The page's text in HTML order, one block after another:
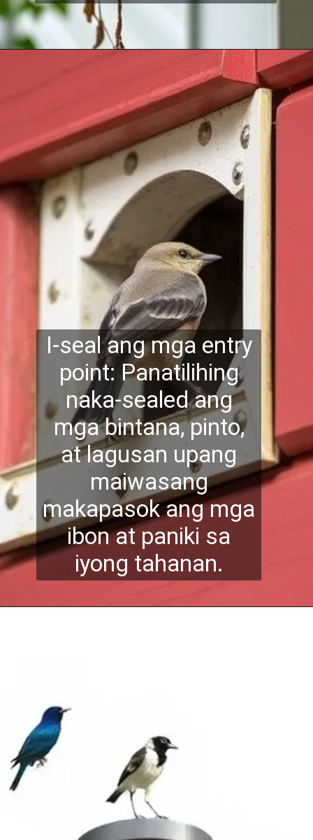
I-seal ang mga entry
point: Panatilihing
naka-sealed ang
mga bintana, pinto,
at lagusan upang
maiwasang
makapasok ang mga
ibon at paniki sa
iyong tahanan.